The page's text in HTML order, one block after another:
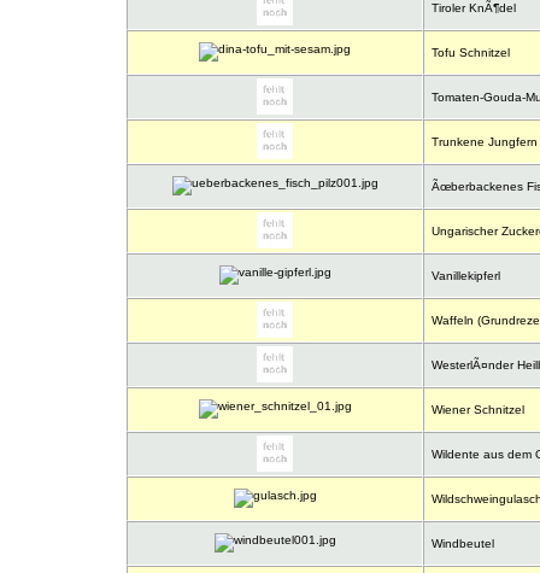
Tiroler KnÃ¶del
Tofu Schnitzel
Tomaten-Gouda-
Trunkene Jungfern
Ãœberbackenes
Ungarischer
Vanillekipferl
Waffeln
WesterlÃ¤nder
Wiener Schnitzel
Wildente aus dem
Windbeutel